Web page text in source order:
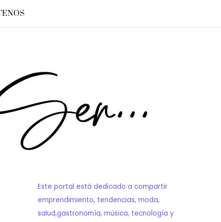
Este portal está dedicado a compartir
emprendimiento, tendencias, moda,
salud,gastronomía, música, tecnología y